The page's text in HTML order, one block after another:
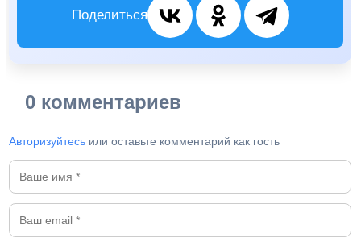
Поделиться
0 комментариев
Авторизуйтесь или оставьте комментарий как гость